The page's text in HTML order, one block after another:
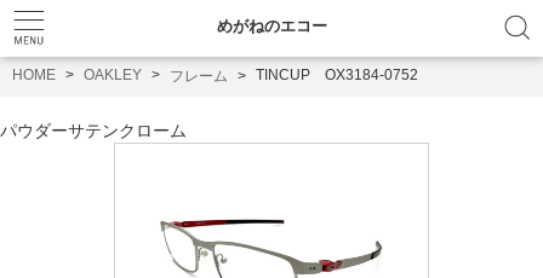
めがねのエコー
HOME OAKLEY フレーム TINCUP OX3184-0752
パウダーサテンクローム